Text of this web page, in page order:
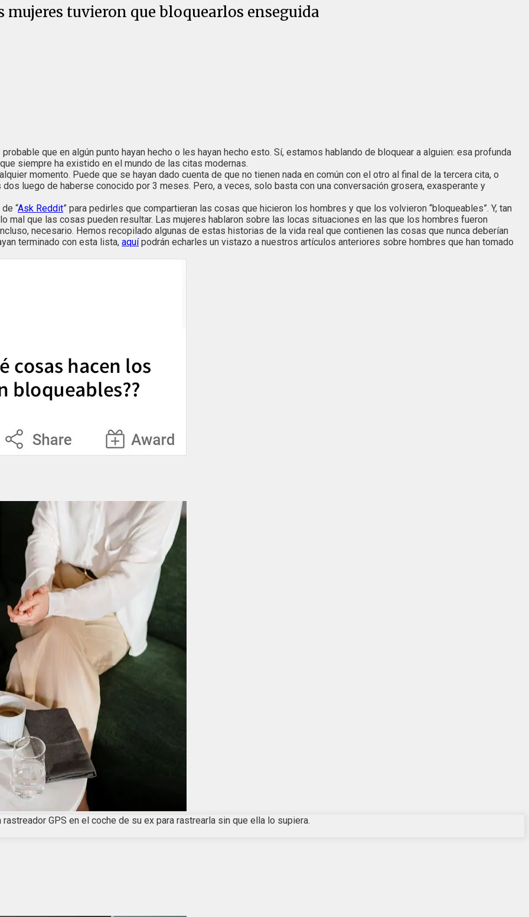
mujeres tuvieron que bloquearlos enseguida
que en algún punto hayan hecho o les hayan hecho esto. Sí, estamos hablando de bloquear a alguien: esa profunda
siempre ha existido en el mundo de las citas modernas.
momento. Puede que se hayan dado cuenta de que no tienen nada en común con el otro al final de la tercera cita, o
luego de haberse conocido por 3 meses. Pero, a veces, solo basta con una conversación grosera, exasperante y
“Ask Reddit” para pedirles que compartieran las cosas que hicieron los hombres y que los volvieron “bloqueables”. Y, tan
mal que las cosas pueden resultar. Las mujeres hablaron sobre las locas situaciones en las que los hombres fueron
necesario. Hemos recopilado algunas de estas historias de la vida real que contienen las cosas que nunca deberían
terminado con esta lista, aquípodrán echarles un vistazo a nuestros artículos anteriores sobre hombres que han tomado
GPS en el coche de su ex para rastrearla sin que ella lo supiera.